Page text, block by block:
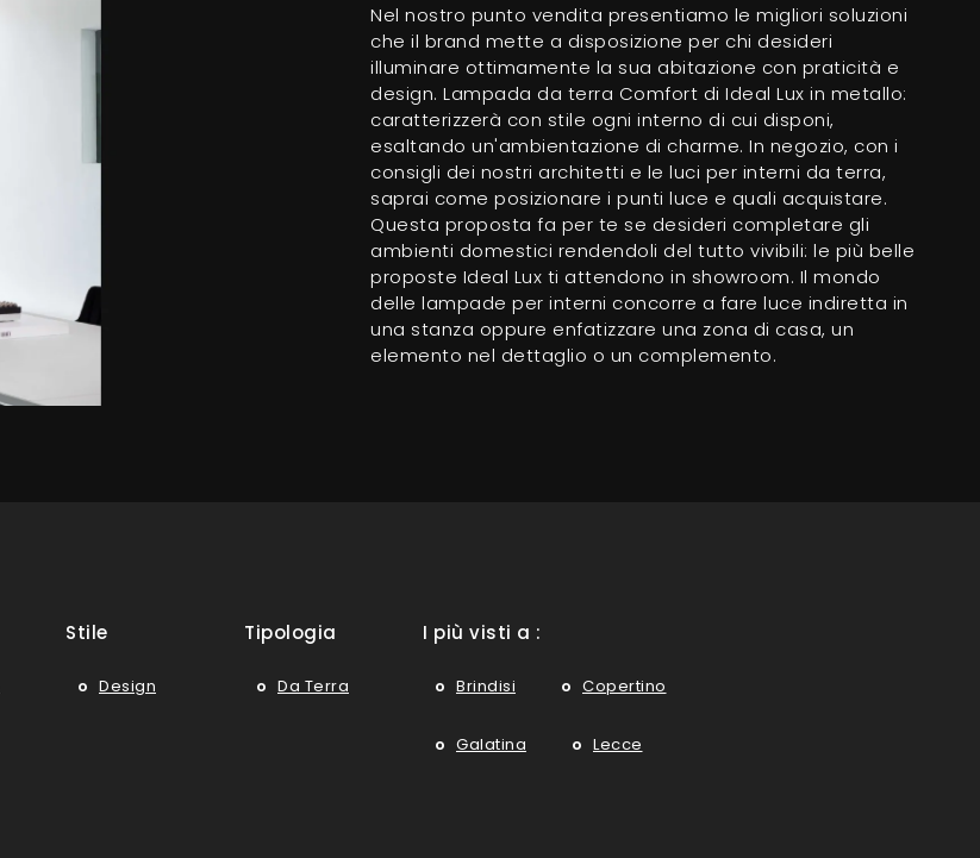
Nel nostro punto vendita presentiamo le migliori soluzioni
che il brand mette a disposizione per chi desideri
illuminare ottimamente la sua abitazione con praticità e
design. Lampada da terra Comfort di Ideal Lux in metallo:
caratterizzerà con stile ogni interno di cui disponi,
esaltando un'ambientazione di charme. In negozio, con i
consigli dei nostri architetti e le luci per interni da terra,
saprai come posizionare i punti luce e quali acquistare.
Questa proposta fa per te se desideri completare gli
ambienti domestici rendendoli del tutto vivibili: le più belle
proposte Ideal Lux ti attendono in showroom. Il mondo
delle lampade per interni concorre a fare luce indiretta in
una stanza oppure enfatizzare una zona di casa, un
elemento nel dettaglio o un complemento.
Stile
Design
Tipologia
Da Terra
I più visti a :
Brindisi Copertino
Galatina Lecce